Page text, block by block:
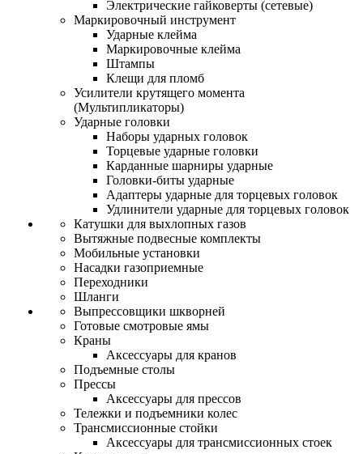
Электрические гайковерты (сетевые)
Маркировочный инструмент
Ударные клейма
Маркировочные клейма
Штампы
Клещи для пломб
Усилители крутящего момента
(Мультипликаторы)
Ударные головки
Наборы ударных головок
Торцевые ударные головки
Карданные шарниры ударные
Головки-биты ударные
Адаптеры ударные для торцевых головок
Удлинители ударные для торцевых головок
Катушки для выхлопных газов
Вытяжные подвесные комплекты
Мобильные установки
Насадки газоприемные
Переходники
Шланги
Выпрессовщики шкворней
Готовые смотровые ямы
Краны
Аксессуары для кранов
Подъемные столы
Прессы
Аксессуары для прессов
Тележки и подъемники колес
Трансмиссионные стойки
Аксессуары для трансмиссионных стоек